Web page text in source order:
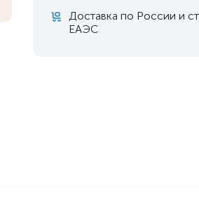
инвалидов Доставка по России и
ЕАЭС